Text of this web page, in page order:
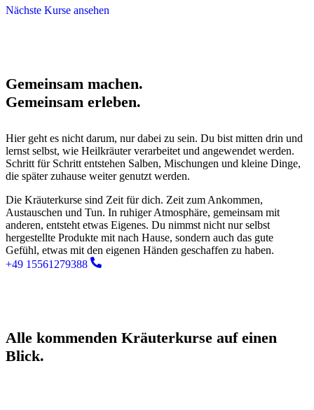
Nächste Kurse ansehen
Gemeinsam machen.
Gemeinsam erleben.
Hier geht es nicht darum, nur dabei zu sein. Du bist mitten drin und
lernst selbst, wie Heilkräuter verarbeitet und angewendet werden.
Schritt für Schritt entstehen Salben, Mischungen und kleine Dinge,
die später zuhause weiter genutzt werden.
Die Kräuterkurse sind Zeit für dich. Zeit zum Ankommen,
Austauschen und Tun. In ruhiger Atmosphäre, gemeinsam mit
anderen, entsteht etwas Eigenes. Du nimmst nicht nur selbst
hergestellte Produkte mit nach Hause, sondern auch das gute
Gefühl, etwas mit den eigenen Händen geschaffen zu haben.
+49 15561279388
Alle kommenden Kräuterkurse auf einen
Blick.